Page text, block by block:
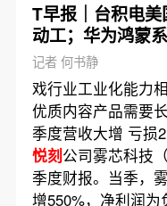
T早报｜台积电
动工；华为鸿蒙
模商用；芯联芯称
后者回应恶意中伤
记者 何书静
戏行业工业化能力
优质内容产品需要
季度营收大增 亏损
悦刻公司雾芯科技
季度财报。当季，
增550%，净利润